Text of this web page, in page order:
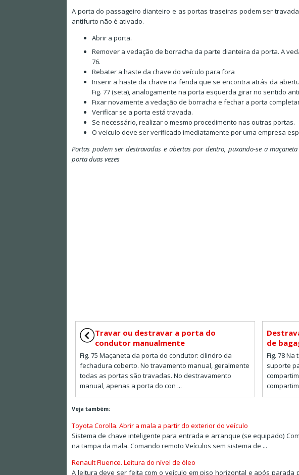
A porta do passageiro dianteiro e as portas traseiras podem ser
antifurto não é ativado.
Abrir a porta.
Remover a vedação de borracha da parte dianteira da porta. A
76.
Rebater a haste da chave do veículo para fora
Inserir a haste da chave na fenda que se encontra atrás da
Fig. 77 (seta), analogamente na porta esquerda girar no sentido
Fixar novamente a vedação de borracha e fechar a porta
Verificar se a porta está travada.
Se necessário, realizar o mesmo procedimento nas outras portas.
O veículo deve ser verificado imediatamente por uma empresa
Portas podem ser destravadas e abertas por dentro, puxando-se a
porta duas vezes
Travar ou destravar a porta do
condutor manualmente
Fig. 75 Maçaneta da porta do condutor: cilindro da
fechadura coberto. No travamento manual, geralmente
todas as portas são travadas. No destravamento
manual, apenas a porta do con ...
de
Fig. 78
suporte
Veja também:
Toyota Corolla. Abrir a mala a partir do exterior do veículo
Sistema de chave inteligente para entrada e arranque (se equipado)
na tampa da mala. Comando remoto Veículos sem sistema de ...
Renault Fluence. Leitura do nível de óleo
A leitura deve ser feita com o veículo em piso horizontal e após